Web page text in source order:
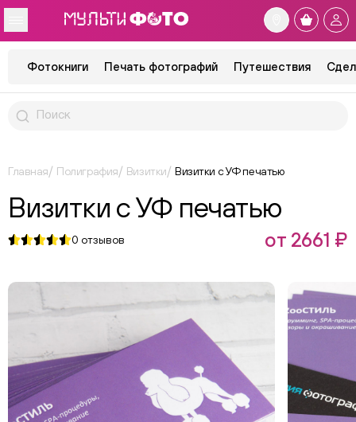
Фотокниги Печать фотографий Путешествия
Главная Полиграфия Визитки Визитки с УФ печатью
Визитки с УФ печатью
0 отзывов от 2661 ₽